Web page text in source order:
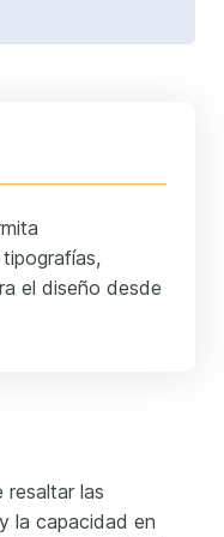
el diseño desde
resaltar las
y la capacidad en